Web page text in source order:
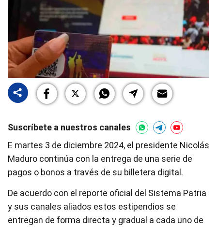
Suscríbete a nuestros canales
E martes 3 de diciembre 2024, el presidente Nicolás
Maduro continúa con la entrega de una serie de
pagos o bonos a través de su billetera digital.
De acuerdo con el reporte oficial del Sistema Patria
y sus canales aliados estos estipendios se
entregan de forma directa y gradual a cada uno de